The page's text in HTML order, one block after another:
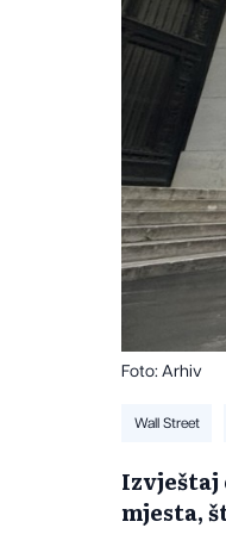
Foto: Arhiv
Wall Street
Izvještaj
mjesta,